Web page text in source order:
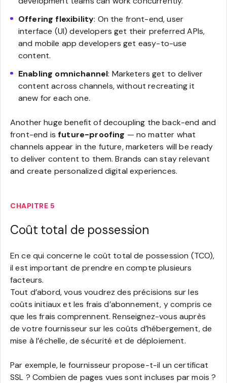
Offering flexibility: On the front-end, user
interface (UI) developers get their preferred APIs,
and mobile app developers get easy-to-use
content.
Enabling omnichannel: Marketers get to deliver
content across channels, without recreating it
anew for each one.
Another huge benefit of decoupling the back-end and
front-end isfuture-proofing — no matter what
channels appear in the future, marketers will be ready
to deliver content to them. Brands can stay relevant
and create personalized digital experiences.
CHAPITRE 5
Coût total de possession
En ce qui concerne le coût total de possession (TCO),
il est important de prendre en compte plusieurs
facteurs.
Tout d’abord, vous voudrez des précisions sur les
coûts initiaux et les frais d’abonnement, y compris ce
que les frais comprennent. Renseignez-vous auprès
de votre fournisseur sur les coûts d’hébergement, de
mise à l’échelle, de sécurité et de déploiement.
Par exemple, le fournisseur propose-t-il un certificat
SSL ? Combien de pages vues sont incluses par mois ?